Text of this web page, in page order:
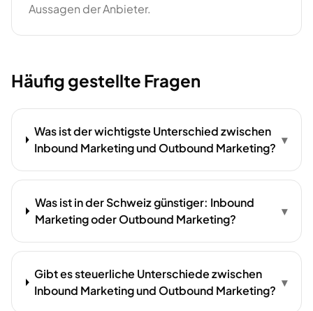
Aussagen der Anbieter.
Häufig gestellte Fragen
Was ist der wichtigste Unterschied zwischen
Inbound Marketing und Outbound Marketing?
▾
Was ist in der Schweiz günstiger: Inbound
Marketing oder Outbound Marketing?
▾
Gibt es steuerliche Unterschiede zwischen
Inbound Marketing und Outbound Marketing?
▾